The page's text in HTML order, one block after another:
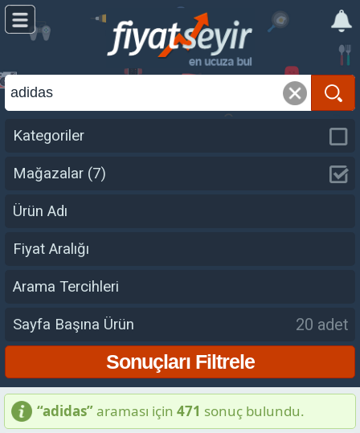
Kategoriler
Mağazalar (7)
Ürün Adı
Fiyat Aralığı
Arama Tercihleri
Sayfa Başına Ürün 20 adet
“adidas”araması için 471 sonuç bulundu.